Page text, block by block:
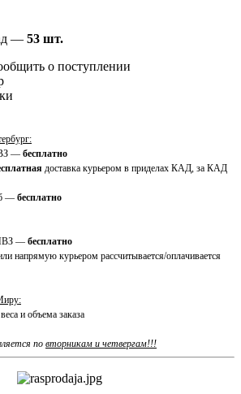
— 53 шт.
о поступлении
— бесплатно
доставка курьером в приделах КАД, за КАД
— бесплатно
— бесплатно
напрямую курьером рассчитывается/оплачивается
и объема заказа
по вторникам и четвергам!!!